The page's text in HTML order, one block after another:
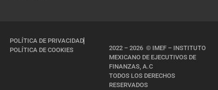
2022 – 2026 © IMEF – INSTITUTO
MEXICANO DE EJECUTIVOS DE
FINANZAS, A.C
TODOS LOS DERECHOS
RESERVADOS
POLÍTICA DE PRIVACIDAD
POLÍTICA DE COOKIES